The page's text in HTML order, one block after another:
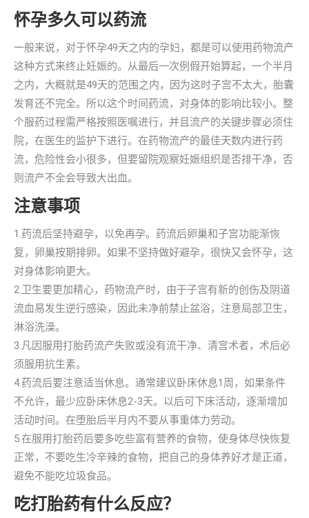
怀孕多久可以药流
一般来说，对于怀孕49天之内的孕妇，都是可以使用药物流产
这种方式来终止妊娠的。从最后一次例假开始算起，一个半月
之内，大概就是49天的范围之内，因为这时子宫不太大，胎囊
发育还不完全。所以这个时间药流，对身体的影响比较小。整
个服药过程需严格按照医嘱进行，并且流产的关键步骤必须住
院，在医生的监护下进行。在药物流产的最佳天数内进行药
流，危险性会小很多，但要留院观察妊娠组织是否排干净，否
则流产不全会导致大出血。
注意事项
1.药流后坚持避孕，以免再孕。药流后卵巢和子宫功能渐恢
复，卵巢按期排卵。如果不坚持做好避孕，很快又会怀孕，这
对身体影响更大。
2.卫生要更加精心，药物流产时，由于子宫有新的创伤及阴道
流血易发生逆行感染，因此未净前禁止盆浴，注意局部卫生，
淋浴洗澡。
3.凡因服用打胎药流产失败或没有流干净、清宫术者，术后必
须服用抗生素。
4.药流后要注意适当休息。通常建议卧床休息1周，如果条件
不允许，最少应卧床休息2-3天。以后可下床活动，逐渐增加
活动时间。在堕胎后半月内不要从事重体力劳动。
5.在服用打胎药后要多吃些富有营养的食物，使身体尽快恢复
正常，不要吃生冷辛辣的食物，把自己的身体养好才是正道，
避免不能吃垃圾食品。
吃打胎药有什么反应？